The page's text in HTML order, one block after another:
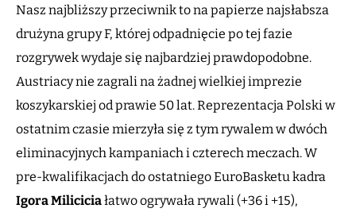
Nasz najbliższy przeciwnik to na papierze najsłabsza
drużyna grupy F, której odpadnięcie po tej fazie
rozgrywek wydaje się najbardziej prawdopodobne.
Austriacy nie zagrali na żadnej wielkiej imprezie
koszykarskiej od prawie 50 lat. Reprezentacja Polski w
ostatnim czasie mierzyła się z tym rywalem w dwóch
eliminacyjnych kampaniach i czterech meczach. W
pre-kwalifikacjach do ostatniego EuroBasketu kadra
IgoraMiliciciałatwo ogrywała rywali (+36 i +15),